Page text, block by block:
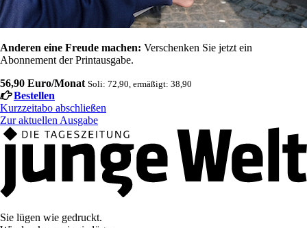
Anderen eine Freude machen: Verschenken Sie jetzt ein
Abonnement der Printausgabe.
56,90 Euro/Monat Soli: 72,90, ermäßigt: 38,90
Bestellen
Kurzzeitabo abschließen
Zur aktuellen Ausgabe
Sie lügen wie gedruckt.